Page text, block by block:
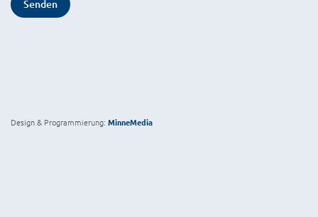
Senden
Design & Programmierung: MinneMedia